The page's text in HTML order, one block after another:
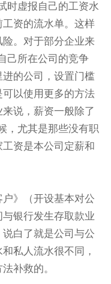
时虚报自己的工资水
资的流水单。这样
。对于部分企业来
己所在公司的竞争
的公司，设置门槛
以使用更多的方法
说，薪资一般除了
，尤其是那些没有职
资是本公司定薪和
》（开设基本对公
银行发生存取款业
白了就是公司与公
私人流水很不同，
补救的。